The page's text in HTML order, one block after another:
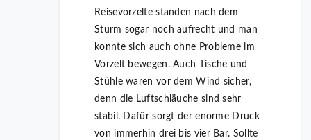
Reisevorzelte standen nach dem
Sturm sogar noch aufrecht und man
konnte sich auch ohne Probleme im
Vorzelt bewegen. Auch Tische und
Stühle waren vor dem Wind sicher,
denn die Luftschläuche sind sehr
stabil. Dafür sorgt der enorme Druck
von immerhin drei bis vier Bar. Sollte